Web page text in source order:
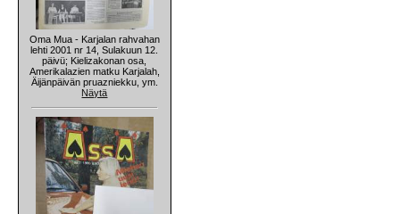
Oma Mua - Karjalan rahvahan
lehti 2001 nr 14, Sulakuun 12.
päivü; Kielizakonan osa,
Amerikalazien matku Karjalah,
Äijänpäivän pruazniekku, ym.
Näytä